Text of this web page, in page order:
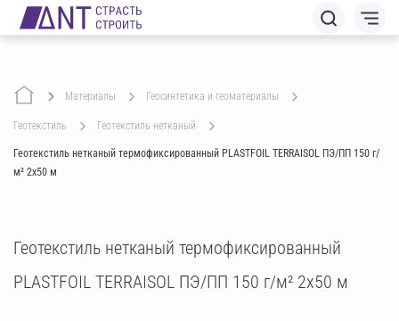
Материалы геосинтетика и геоматериалы
геотекстиль геотекстиль нетканый
Геотекстиль нетканый термофиксированный PLASTFOIL TERRAISOL ПЭ/ПП 150 г/
м² 2х50 м
Геотекстиль нетканый термофиксированный
PLASTFOIL TERRAISOL ПЭ/ПП 150 г/м² 2х50 м